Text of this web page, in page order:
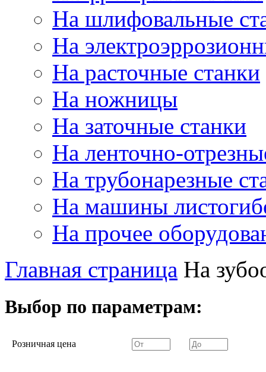
На шлифовальные
На
На расточные станки
На ножницы
На заточные станки
На ленточно-
На трубонарезные
На машины
На прочее
Главная страница На
Выбор по параметрам:
Розничная цена